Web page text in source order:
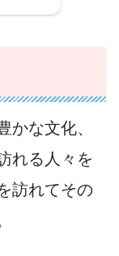
かな文化、
れる人々を
訪れてその